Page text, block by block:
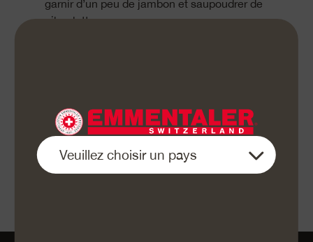
garnir d’un peu de jambon et saupoudrer de
ciboulette.
Cookinesi.com
«Bon appétit»